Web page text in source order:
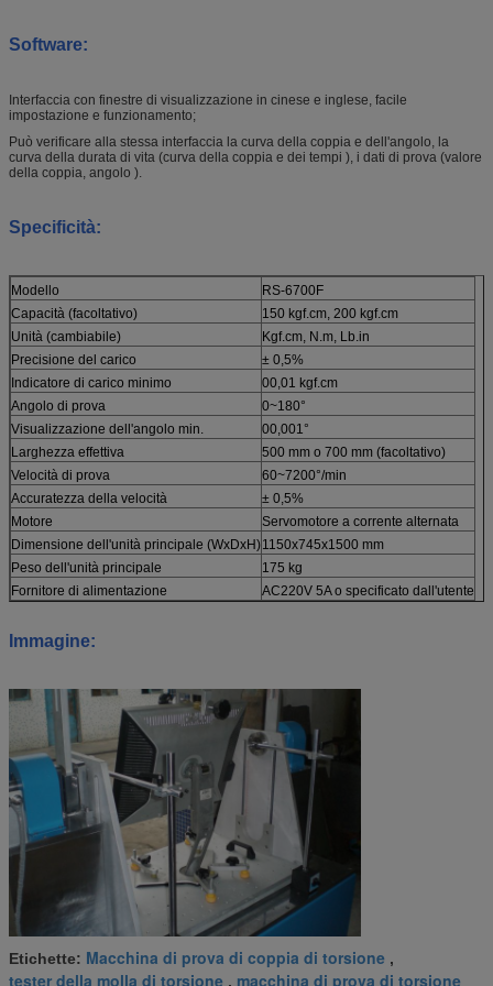
Software:
Interfaccia con finestre di visualizzazione in cinese e inglese, facile
impostazione e funzionamento;
Può verificare alla stessa interfaccia la curva della coppia e dell'angolo, la
curva della durata di vita (curva della coppia e dei tempi ), i dati di prova (valore
della coppia, angolo ).
Specificità:
Modello
RS-6700F
Capacità (facoltativo)
150 kgf.cm, 200 kgf.cm
Unità (cambiabile)
Kgf.cm, N.m, Lb.in
Precisione del carico
± 0,5%
Indicatore di carico minimo
00,01 kgf.cm
Angolo di prova
0~180°
Visualizzazione dell'angolo min.
00,001°
Larghezza effettiva
500 mm o 700 mm (facoltativo)
Velocità di prova
60~7200°/min
Accuratezza della velocità
± 0,5%
Motore
Servomotore a corrente alternata
Dimensione dell'unità principale (WxDxH)1150x745x1500 mm
Peso dell'unità principale
175 kg
Fornitore di alimentazione
AC220V 5A o specificato dall'utente
Immagine:
Etichette: Macchina di prova di coppia di torsione ,
tester della molla di torsione , macchina di prova di torsione